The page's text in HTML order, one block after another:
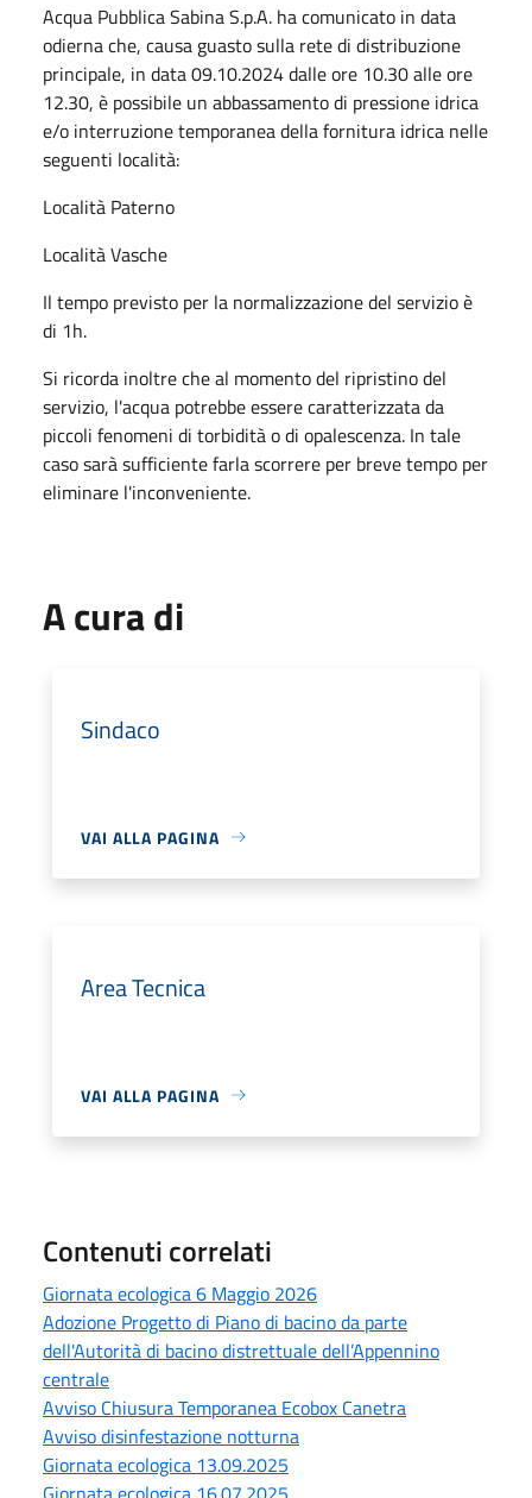
Acqua Pubblica Sabina S.p.A. ha comunicato in data
odierna che, causa guasto sulla rete di distribuzione
principale, in data 09.10.2024 dalle ore 10.30 alle ore
12.30, è possibile un abbassamento di pressione idrica
e/o interruzione temporanea della fornitura idrica nelle
seguenti località:
Località Paterno
Località Vasche
Il tempo previsto per la normalizzazione del servizio è
di 1h.
Si ricorda inoltre che al momento del ripristino del
servizio, l'acqua potrebbe essere caratterizzata da
piccoli fenomeni di torbidità o di opalescenza. In tale
caso sarà sufficiente farla scorrere per breve tempo per
eliminare l'inconveniente.
A cura di
Sindaco
VAI ALLA PAGINA
Area Tecnica
VAI ALLA PAGINA
Contenuti correlati
Giornata ecologica 6 Maggio 2026
Adozione Progetto di Piano di bacino da parte
dell'Autorità di bacino distrettuale dell’Appennino
centrale
Avviso Chiusura Temporanea Ecobox Canetra
Avviso disinfestazione notturna
Giornata ecologica 13.09.2025